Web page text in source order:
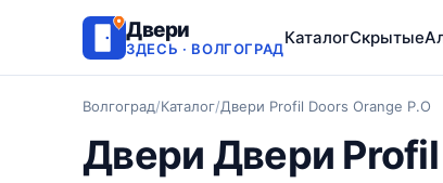
Двери
ЗДЕСЬ · ВОЛГОГРАД
КаталогСкрытые
Волгоград/Каталог/Двери Profil Doors Orange P.O
Двери Двери Profil